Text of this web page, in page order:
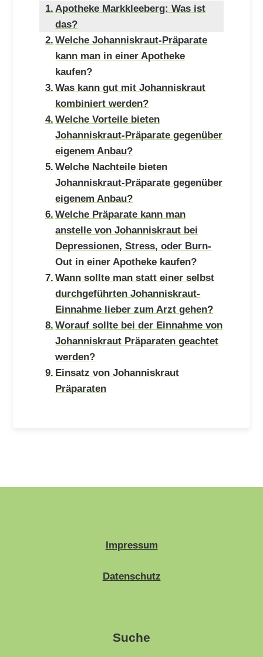
Apotheke Markkleeberg: Was ist
das?
Welche Johanniskraut-Präparate
kann man in einer Apotheke
kaufen?
Was kann gut mit Johanniskraut
kombiniert werden?
Welche Vorteile bieten
Johanniskraut-Präparate gegenüber
eigenem Anbau?
Welche Nachteile bieten
Johanniskraut-Präparate gegenüber
eigenem Anbau?
Welche Präparate kann man
anstelle von Johanniskraut bei
Depressionen, Stress, oder Burn-
Out in einer Apotheke kaufen?
Wann sollte man statt einer selbst
durchgeführten Johanniskraut-
Einnahme lieber zum Arzt gehen?
Worauf sollte bei der Einnahme von
Johanniskraut Präparaten geachtet
werden?
Einsatz von Johanniskraut
Präparaten
Impressum
Datenschutz
Suche